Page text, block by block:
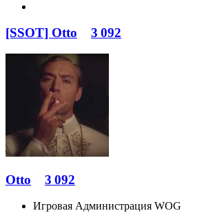
[SSOT] Otto 3 092
Otto 3 092
Игровая Администрация WOG